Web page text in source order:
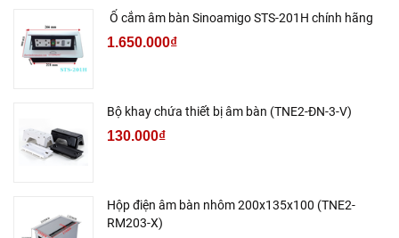
Ổ cắm âm bàn Sinoamigo STS-201H chính hãng
1.650.000₫
Bộ khay chứa thiết bị âm bàn (TNE2-ĐN-3-V)
130.000₫
Hộp điện âm bàn nhôm 200x135x100 (TNE2-
RM203-X)